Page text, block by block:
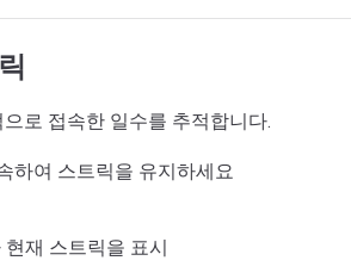
로 접속한 일수를 추적합니다.
하여 스트릭을 유지하세요
현재 스트릭을 표시